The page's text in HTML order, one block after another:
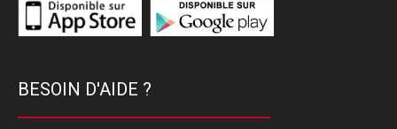
BESOIN D'AIDE ?